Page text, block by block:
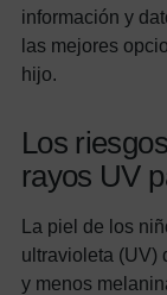
información y
las mejores
hijo.
Los
rayos UV
La piel de los
ultravioleta (UV)
y menos